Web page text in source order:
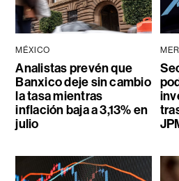
MÉXICO
Analistas prevén que
Banxico deje sin cambio
la tasa mientras
inflación baja a 3,13% en
julio